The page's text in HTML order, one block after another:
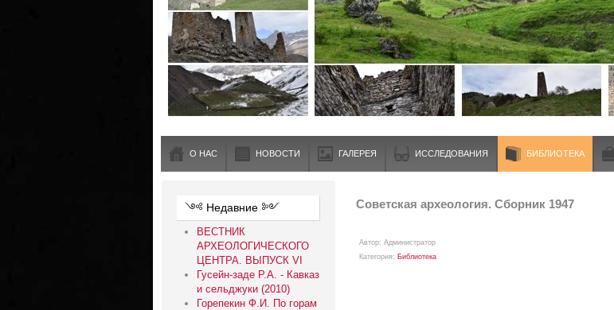
О НАС НОВОСТИ ГАЛЕРЕЯ ИССЛЕДОВАНИЯ БИБЛИОТЕКА
ㅤㅤ༺ Недавние ༻
ВЕСТНИК
АРХЕОЛОГИЧЕСКОГО
ЦЕНТРА. ВЫПУСК VI
Гусейн-заде Р.А. - Кавказ
и сельджуки (2010)
Горепекин Ф.И. По горам
Советская археология. Сборник 1947
Автор: Aдминистратор
Категория: Библиотека